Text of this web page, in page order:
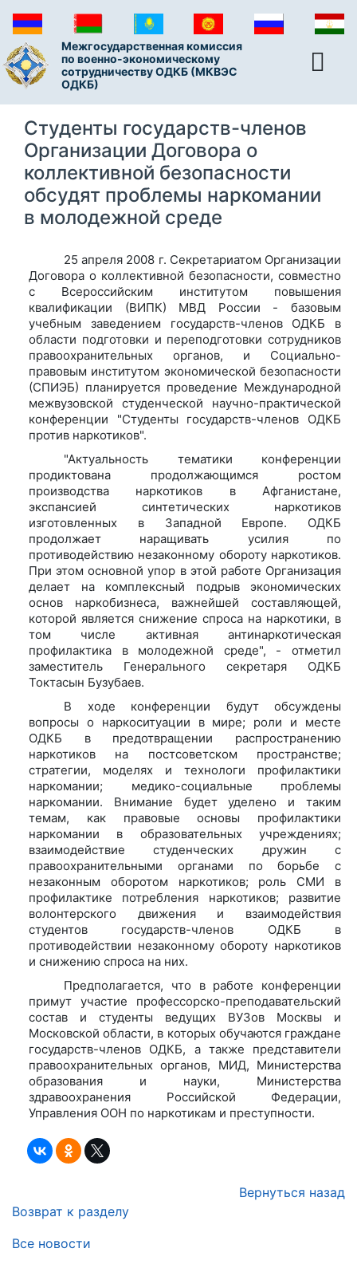
Межгосударственная комиссия
по военно-экономическому
сотрудничеству ОДКБ (МКВЭС
ОДКБ)
Студенты государств-членов
Организации Договора о
коллективной безопасности
обсудят проблемы наркомании
в молодежной среде
25 апреля 2008 г. Секретариатом Организации
Договора о коллективной безопасности, совместно
с Всероссийским институтом повышения
квалификации (ВИПК) МВД России - базовым
учебным заведением государств-членов ОДКБ в
области подготовки и переподготовки сотрудников
правоохранительных органов, и Социально-
правовым институтом экономической безопасности
(СПИЭБ) планируется проведение Международной
межвузовской студенческой научно-практической
конференции "Студенты государств-членов ОДКБ
против наркотиков".
"Актуальность тематики конференции
продиктована продолжающимся ростом
производства наркотиков в Афганистане,
экспансией синтетических наркотиков
изготовленных в Западной Европе. ОДКБ
продолжает наращивать усилия по
противодействию незаконному обороту наркотиков.
При этом основной упор в этой работе Организация
делает на комплексный подрыв экономических
основ наркобизнеса, важнейшей составляющей,
которой является снижение спроса на наркотики, в
том числе активная антинаркотическая
профилактика в молодежной среде", - отметил
заместитель Генерального секретаря ОДКБ
Токтасын Бузубаев.
В ходе конференции будут обсуждены
вопросы о наркоситуации в мире; роли и месте
ОДКБ в предотвращении распространению
наркотиков на постсоветском пространстве;
стратегии, моделях и технологи профилактики
наркомании; медико-социальные проблемы
наркомании. Внимание будет уделено и таким
темам, как правовые основы профилактики
наркомании в образовательных учреждениях;
взаимодействие студенческих дружин с
правоохранительными органами по борьбе с
незаконным оборотом наркотиков; роль СМИ в
профилактике потребления наркотиков; развитие
волонтерского движения и взаимодействия
студентов государств-членов ОДКБ в
противодействии незаконному обороту наркотиков
и снижению спроса на них.
Предполагается, что в работе конференции
примут участие профессорско-преподавательский
состав и студенты ведущих ВУЗов Москвы и
Московской области, в которых обучаются граждане
государств-членов ОДКБ, а также представители
правоохранительных органов, МИД, Министерства
образования и науки, Министерства
здравоохранения Российской Федерации,
Управления ООН по наркотикам и преступности.
Вернуться назад
Возврат к разделу
Все новости